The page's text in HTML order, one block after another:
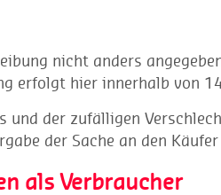
nicht anders
erfolgt hier innerhalb von
und der zufälligen
der Sache an den
als Verbraucher